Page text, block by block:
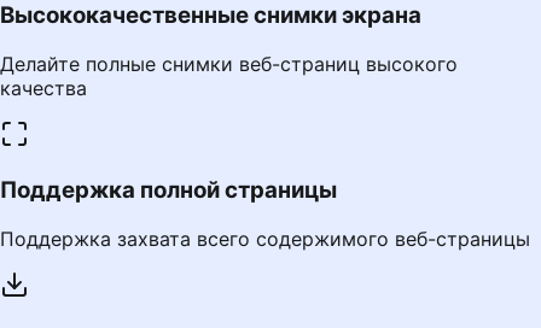
Высококачественные снимки экрана
Делайте полные снимки веб-страниц высокого
качества
Поддержка полной страницы
Поддержка захвата всего содержимого веб-страницы